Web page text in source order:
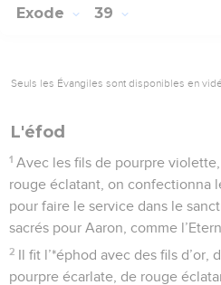
Exode 39
Seuls les Évangiles sont disponibles en
L'éfod
1 Avec les fils de pourpre
rouge éclatant, on confectionna
pour faire le service dans le
sacrés pour Aaron, comme
2 Il fit l’*éphod avec des fils
pourpre écarlate, de rouge